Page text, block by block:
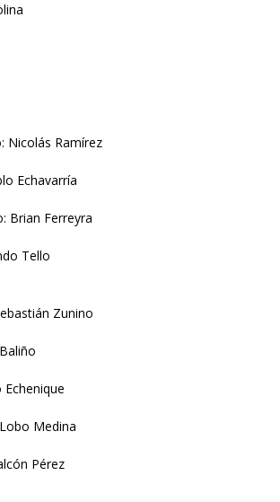
Nicolás Ramírez
Echavarría
Brian Ferreyra
Tello
Zunino
Medina
Pérez